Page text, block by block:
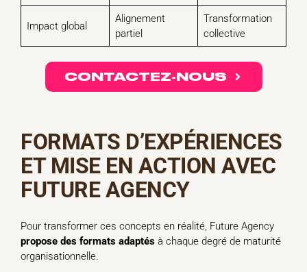
Impact global
Alignement
partiel
Transformation
collective
CONTACTEZ-NOUS
FORMATS D’EXPÉRIENCES
ET MISE EN ACTION AVEC
FUTURE AGENCY
Pour transformer ces concepts en réalité, Future Agency
propose des formats adaptés à chaque degré de maturité
organisationnelle.